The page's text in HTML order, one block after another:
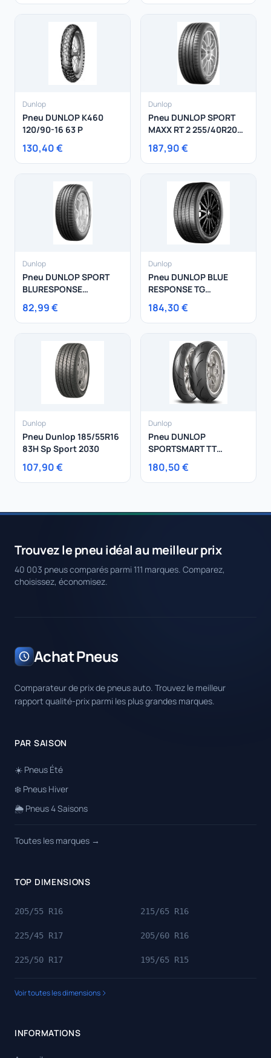
Dunlop
Pneu DUNLOP K460
120/90-16 63 P
130,40 €
Dunlop
Pneu DUNLOP SPORT
MAXX RT 2 255/40R20
101Y
187,90 €
Dunlop
Pneu DUNLOP SPORT
BLURESPONSE
205/55R16 91W
82,99 €
Dunlop
Pneu DUNLOP BLUE
RESPONSE TG
225/45R19 96W
184,30 €
Dunlop
Pneu Dunlop 185/55R16
83H Sp Sport 2030
107,90 €
Dunlop
Pneu DUNLOP
SPORTSMART TT
180/55R17 73 W
180,50 €
Trouvez le pneu idéal au meilleur prix
40 003 pneus comparés parmi 111 marques. Comparez,
choisissez, économisez.
Achat Pneus
Comparateur de prix de pneus auto. Trouvez le meilleur
rapport qualité-prix parmi les plus grandes marques.
PAR SAISON
☀️ Pneus Été
❄️ Pneus Hiver
🌦️ Pneus 4 Saisons
Toutes les marques →
TOP DIMENSIONS
205/55 R16 215/65 R16
225/45 R17 205/60 R16
225/50 R17 195/65 R15
Voir toutes les dimensions
INFORMATIONS